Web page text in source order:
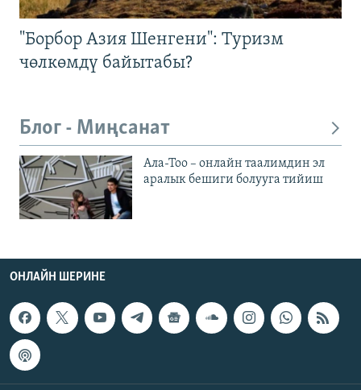
"Борбор Азия Шенгени": Туризм
чөлкөмдү байытабы?
Блог - Миңсанат
Ала-Тоо – онлайн таалимдин эл
аралык бешиги болууга тийиш
ОНЛАЙН ШЕРИНЕ